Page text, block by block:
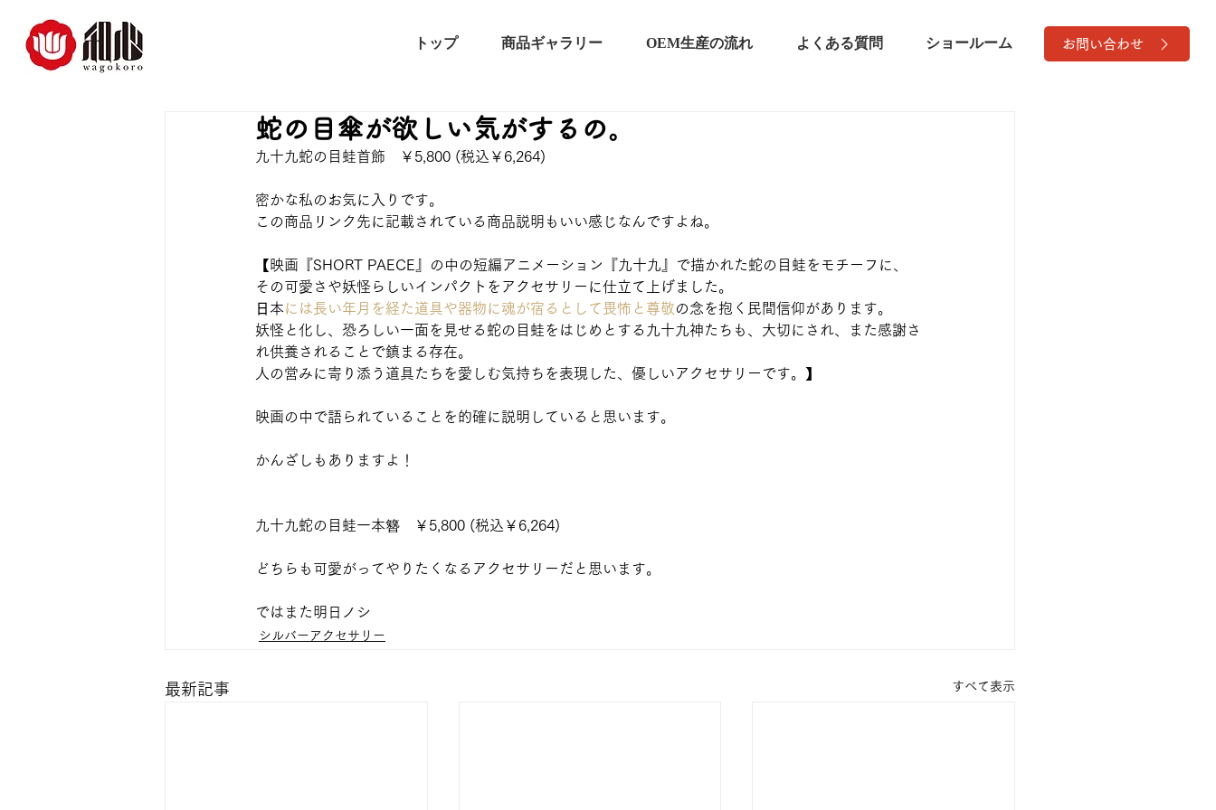
トップ 商品ギャラリー OEM生産の流れ よくある質問 ショールーム お問い合わせ
蛇の目傘が欲しい気がするの。
九十九蛇の目蛙首飾　￥5,800 (税込￥6,264)
密かな私のお気に入りです。
この商品リンク先に記載されている商品説明もいい感じなんですよね。
【映画『SHORT PAECE』の中の短編アニメーション『九十九』で描かれた蛇の目蛙をモチーフに、
その可愛さや妖怪らしいインパクトをアクセサリーに仕立て上げました。
日 本には長い年月を経た道具や器物に魂が宿るとして畏怖と尊敬の念を抱く民間信仰があります。
妖怪と化し、恐ろしい一面を見せる蛇の目蛙をはじめとする九十九神たちも、大切にされ、また感謝さ
れ供養されることで鎮まる存在。
人の営みに寄り添う道具たちを愛しむ気持ちを表現した、優しいアクセサリーです。】
映画の中で語られていることを的確に説明していると思います。
かんざしもありますよ！
九十九蛇の目蛙一本簪　￥5,800 (税込￥6,264)
どちらも可愛がってやりたくなるアクセサリーだと思います。
ではまた明日ノシ
シルバーアクセサリー
最新記事 すべて表示